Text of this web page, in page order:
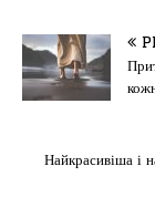
c
e
b
o
o
st
o
d
o
n
Найкрасивіша і